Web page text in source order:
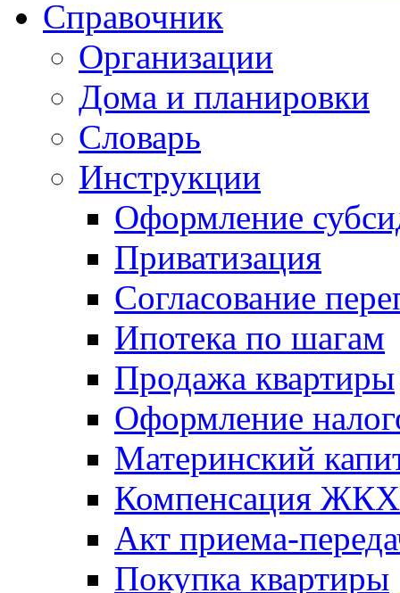
Справочник
Организации
Дома и планировки
Словарь
Инструкции
Оформление
Приватизация
Согласование
Ипотека по шагам
Продажа квартиры
Оформление
Материнский
Компенсация ЖКХ
Акт приема-
Покупка квартиры